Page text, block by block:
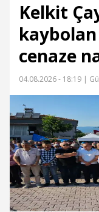
Kelkit
cenaze
04.08.2026 - 18:19 |